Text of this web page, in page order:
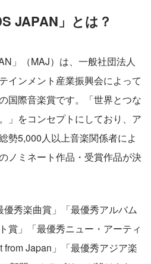
JAPAN」とは？
」（MAJ）は、一般社団法人
インメント産業振興会によって
国際音楽賞です。「世界とつな
」をコンセプトにしており、ア
勢5,000人以上音楽関係者によ
ノミネート作品・受賞作品が決
秀楽曲賞」「最優秀アルバム
賞」「最優秀ニュー・アーティ
Japan」「最優秀アジア楽